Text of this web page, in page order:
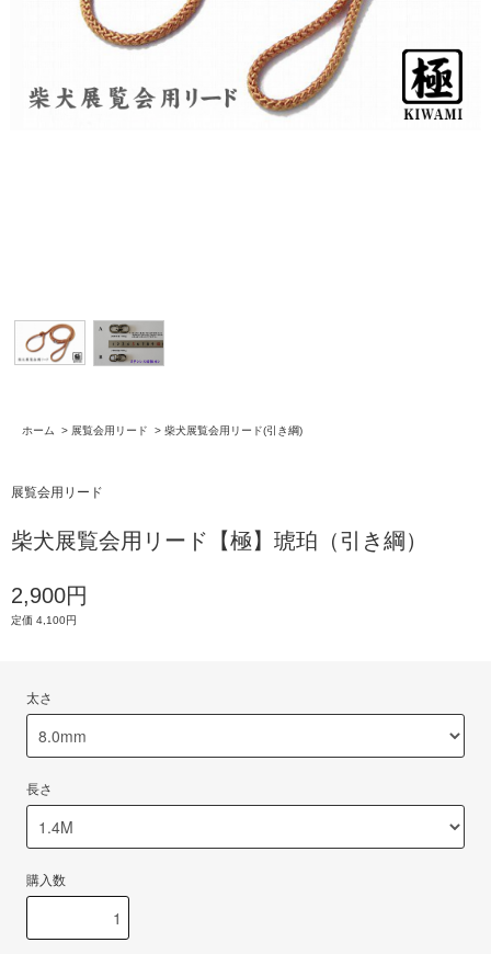
ホーム > 展覧会用リード > 柴犬展覧会用リード(引き綱)
展覧会用リード
柴犬展覧会用リード【極】琥珀（引き綱）
2,900円
定価 4,100円
太さ
長さ
購入数